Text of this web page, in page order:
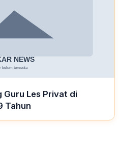
Guru Les Privat di
Tahun